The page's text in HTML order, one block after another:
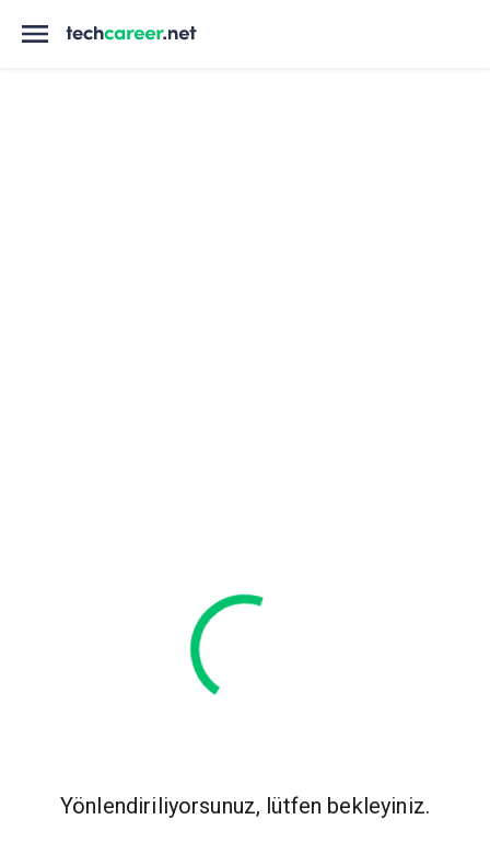
Yönlendiriliyorsunuz, lütfen bekleyiniz.